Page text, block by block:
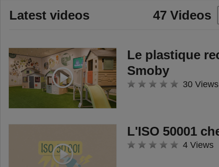
autour de Baby Nurse, et les
aventures en plein air avec les
Smoby Life. Chaque jouet
accompagne l’enfant, grandissant
à ses côtés. Mais au-delà de ces
moments, une autre histoire se
gardé et qu’ils transmettent
aujourd’hui à leurs enfants. Un
Latest videos 47 Videos
Le plastique
Smoby
30 Views
L'ISO 50001
4 Views